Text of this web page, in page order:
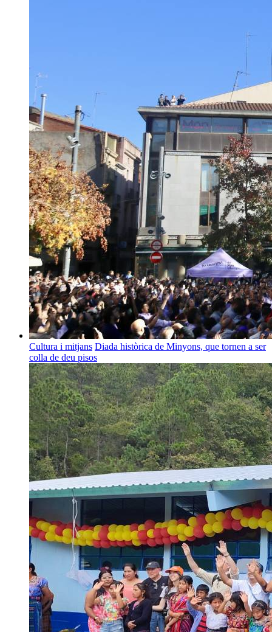
Cultura i mitjans Diada històrica de Minyons, que tornen a ser
colla de deu pisos